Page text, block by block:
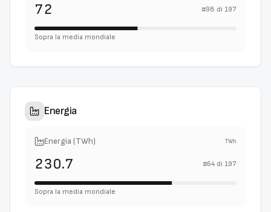
72 #98 di 197
Sopra la media mondiale
Energia
Energia (TWh) TWh
230.7 #64 di 197
Sopra la media mondiale